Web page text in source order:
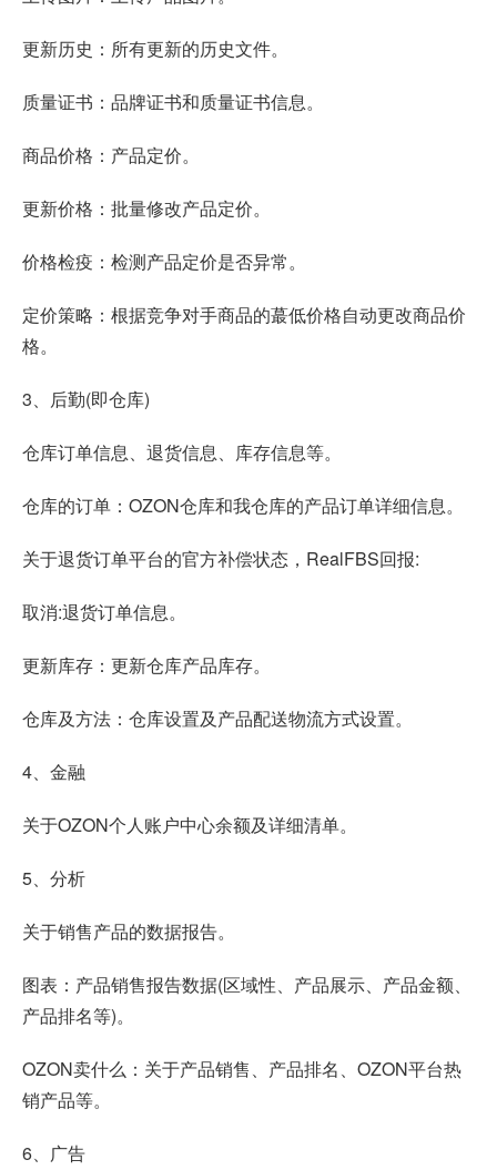
更新历史：所有更新的历史文件。
质量证书：品牌证书和质量证书信息。
商品价格：产品定价。
更新价格：批量修改产品定价。
价格检疫：检测产品定价是否异常。
定价策略：根据竞争对手商品的蕞低价格自动更改商品价
格。
3、后勤(即仓库)
仓库订单信息、退货信息、库存信息等。
仓库的订单：OZON仓库和我仓库的产品订单详细信息。
关于退货订单平台的官方补偿状态，RealFBS回报:
取消:退货订单信息。
更新库存：更新仓库产品库存。
仓库及方法：仓库设置及产品配送物流方式设置。
4、金融
关于OZON个人账户中心余额及详细清单。
5、分析
关于销售产品的数据报告。
图表：产品销售报告数据(区域性、产品展示、产品金额、
产品排名等)。
OZON卖什么：关于产品销售、产品排名、OZON平台热
销产品等。
6、广告